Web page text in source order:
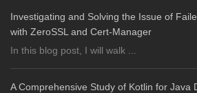
Investigating and Solving the Issue of
with ZeroSSL and Cert-Manager
In this blog post, I will walk ...
A Comprehensive Study of Kotlin for Java